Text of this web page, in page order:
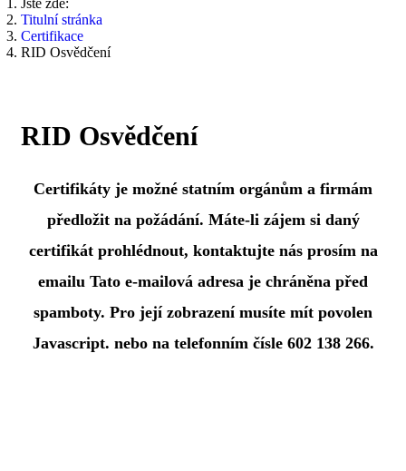
Jste zde:
Titulní stránka
Certifikace
RID Osvědčení
RID Osvědčení
Certifikáty je možné statním orgánům a firmám
předložit na požádání. Máte-li zájem si daný
certifikát prohlédnout, kontaktujte nás prosím na
emailu Tato e-mailová adresa je chráněna před
spamboty. Pro její zobrazení musíte mít povolen
Javascript. nebo na telefonním čísle 602 138 266.